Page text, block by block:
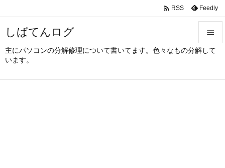
しばてんログ
主にパソコンの分解修理について書いてます。色々なもの分解して
います。



 RSS Feedly